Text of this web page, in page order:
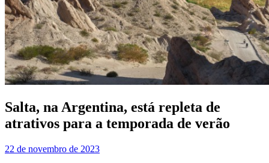
Salta, na Argentina, está repleta de
atrativos para a temporada de verão
22 de novembro de 2023